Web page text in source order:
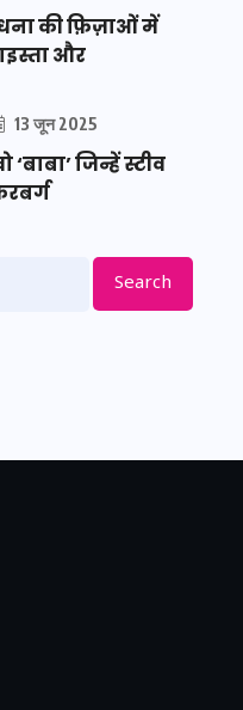
की फ़िज़ाओं में
और
13 जून 2025
जिन्हें स्टीव
Search
डेवलपमेंट का